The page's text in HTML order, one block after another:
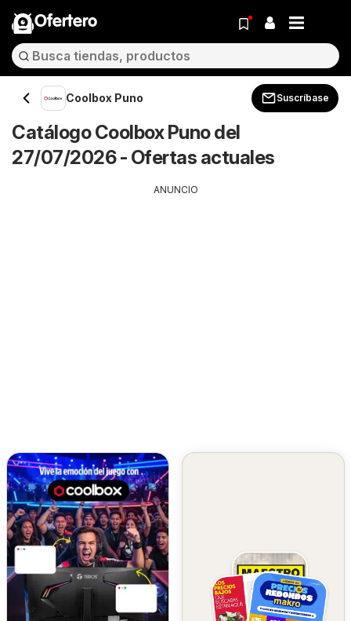
Ofertero
Coolbox Puno Suscríbase
Catálogo Coolbox Puno del
27/07/2026 - Ofertas actuales
ANUNCIO